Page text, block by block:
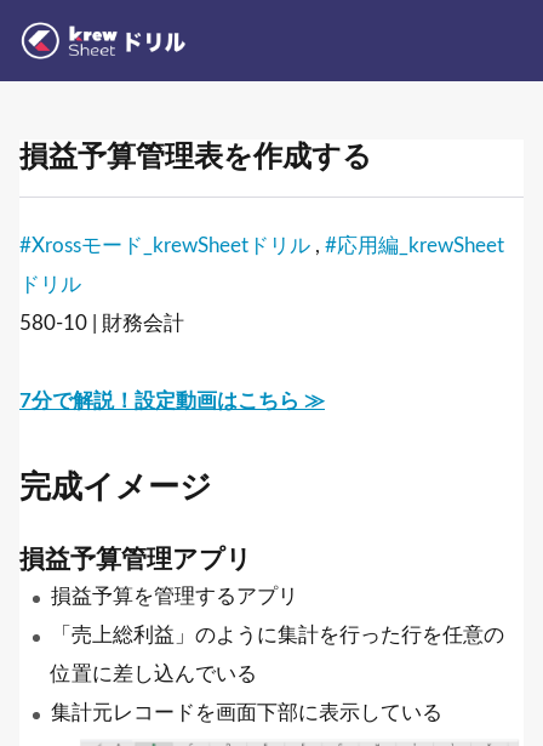
損益予算管理表を作成する
#Xrossモード_krewSheetドリル , #応用編_krewSheet
ドリル
580-10 | 財務会計
7分で解説！設定動画はこちら ≫
完成イメージ
損益予算管理アプリ
損益予算を管理するアプリ
「売上総利益」のように集計を行った行を任意の
位置に差し込んでいる
集計元レコードを画面下部に表示している